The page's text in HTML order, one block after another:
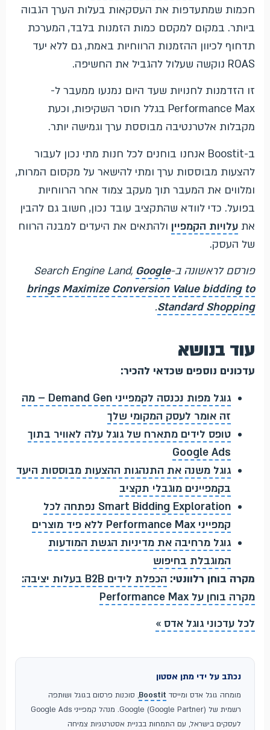
חכמות שמתעדפות את העסקאות בעלות הערך הגבוה
ביותר. במקום למקסם כמות הזמנות בלבד, המערכת
תדחוף לכיוון ההזמנות הרווחיות באמת, גם ללא יעד
ROAS נוקשה שעלול להגביל את החשיפה.
זו הזדמנות לחנויות שעד היום נמנעו ממעבר ל-
Performance Max בגלל חוסר השקיפות, וכעת
מקבלות אלטרנטיבה מבוססת ערך וגמישה יותר.
ב-Boostit אנחנו בוחנים לכל חנות מתי נכון לעבור
להצעות מבוססות ערך ומתי להישאר על מקסום המרות,
ומלווים את המעבר תוך מעקב צמוד אחר הרווחיות
בפועל. כדי לוודא שהתקציב עובד נכון, חשוב גם להבין
את עלויות הקמפיין ולהתאים את היעדים למבנה הרווח
של העסק.
פורסם לראשונה ב-Search Engine Land,Google
brings Maximize Conversion Value bidding to
Standard Shopping
.
עוד בנושא
עדכונים נוספים שכדאי להכיר:
גוגל מפות נכנסה לקמפייני Demand Gen – מה
זה אומר לעסק המקומי שלך
טופס לידים מתארח של גוגל עלה לאוויר בתוך
Google Ads
גוגל משנה את התנהגות ההצעות מבוססות היעד
בקמפיינים מוגבלי תקציב
Smart Bidding Exploration נפתחה לכל
קמפייני Performance Max ללא פיד מוצרים
גוגל מרחיבה את מדיניות הגשת המודעות
המוגבלת בחיפוש
מקרה בוחן רלוונטי:
הכפלת לידים B2B בעלות יציבה:
מקרה בוחן על Performance Max
לכל עדכוני גוגל אדס »
נכתב על ידי מתן אסטון
מומחה גוגל אדס ומייסד Boostit, סוכנות פרסום בגוגל ושותפה
רשמית של Google (Google Partner). מנהל קמפייני Google Ads
לעסקים בישראל, עם התמחות בבניית אסטרטגיות צמיחה